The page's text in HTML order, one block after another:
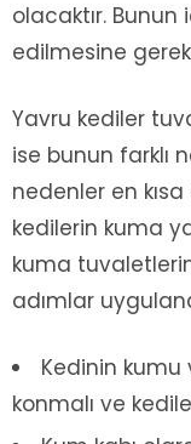
olacaktır.
edilmesine
Yavru kediler
ise bunun farklı
nedenler en
kedilerin kuma
kuma
adımlar
Kedinin kumu
konmalı ve